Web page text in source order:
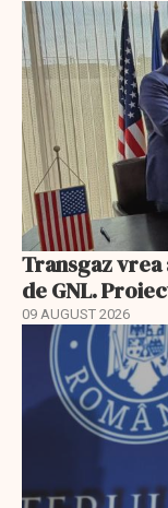
Transgaz
de GNL.
09 AUGUST 2026